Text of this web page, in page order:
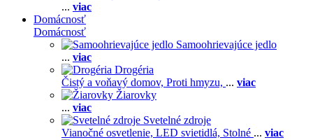
... viac
Domácnosť
Domácnosť
Samoohrievajúce jedlo
... viac
Drogéria
Čistý a voňavý domov, Proti hmyzu, ... viac
Žiarovky
... viac
Svetelné zdroje
Vianočné osvetlenie, LED svietidlá, Stolné ... viac